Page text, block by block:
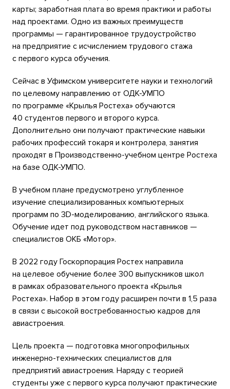
карты; заработная плата во время практики и работы
над проектами. Одно из важных преимуществ
программы — гарантированное трудоустройство
на предприятие с исчислением трудового стажа
с первого курса обучения.
Сейчас в Уфимском университете науки и технологий
по целевому направлению от ОДК-УМПО
по программе «Крылья Ростеха» обучаются
40 студентов первого и второго курса.
Дополнительно они получают практические навыки
рабочих профессий токаря и контролера, занятия
проходят в Производственно-учебном центре Ростеха
на базе ОДК-УМПО.
В учебном плане предусмотрено углубленное
изучение специализированных компьютерных
программ по 3D-моделированию, английского языка.
Обучение идет под руководством наставников —
специалистов ОКБ «Мотор».
В 2022 году Госкорпорация Ростех направила
на целевое обучение более 300 выпускников школ
в рамках образовательного проекта «Крылья
Ростеха». Набор в этом году расширен почти в 1,5 раза
в связи с высокой востребованностью кадров для
авиастроения.
Цель проекта — подготовка многопрофильных
инженерно-технических специалистов для
предприятий авиастроения. Наряду с теорией
студенты уже с первого курса получают практические